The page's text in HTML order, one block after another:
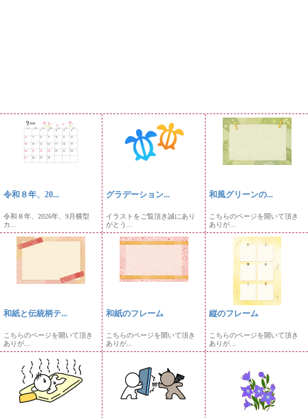
令和８年、20...
令和８年、2026年、9月横型
カ...
グラデーション...
イラストをご覧頂き誠にあり
がとう...
和風グリーンの...
こちらのページを開いて頂き
ありが...
和紙と伝統柄テ...
こちらのページを開いて頂き
ありが...
和紙のフレーム
こちらのページを開いて頂き
ありが...
縦のフレーム
こちらのページを開いて頂き
ありが...